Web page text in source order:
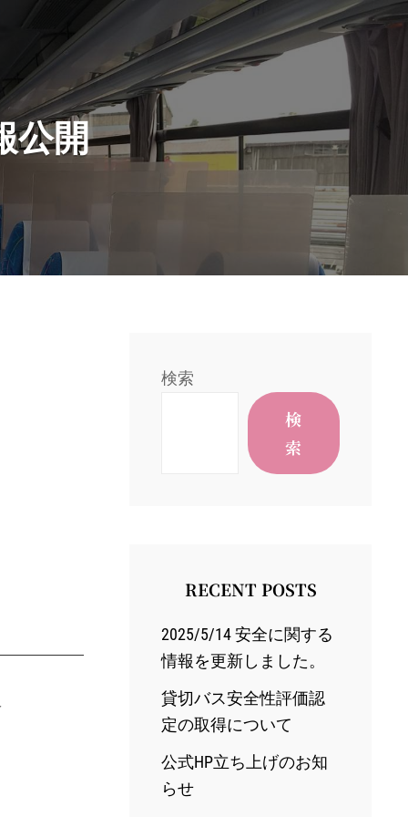
公開
検索
検
索
RECENT POSTS
2025/5/14 安全に関する
情報を更新しました。
貸切バス安全性評価認
定の取得について
公式HP立ち上げのお知
らせ